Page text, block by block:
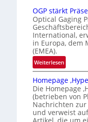
o
n
a
l
V
i
s
i
o
n
N
i
l
a
n
d
e
t
e
i
l
i
OGP stärkt
Optical Gaging
International,
in Europa, dem
(EMEA).
Weiterlesen:
O
G
P
s
t
ä
Homepage
Die Homepage
(betrieben von
Nachrichten
und verweist
Artikel, die um